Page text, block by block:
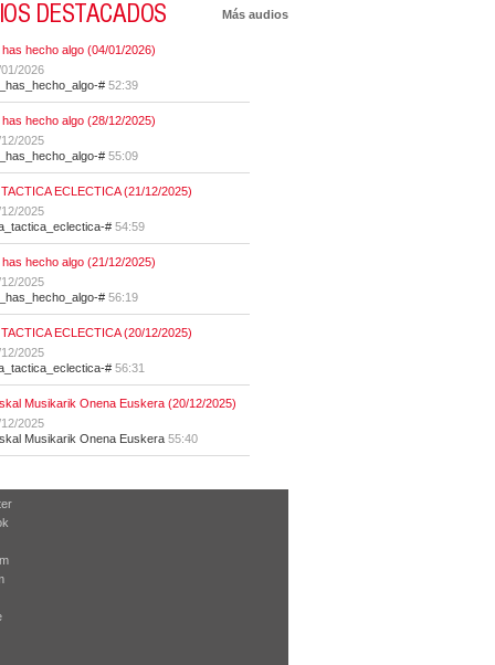
DESTACADOS Más audios
hecho algo (04/01/2026)
2026
# 52:39
hecho algo (28/12/2025)
2025
# 55:09
TACTICA ECLECTICA (21/12/2025)
2025
# 54:59
hecho algo (21/12/2025)
2025
# 56:19
TACTICA ECLECTICA (20/12/2025)
2025
# 56:31
Musikarik Onena Euskera (20/12/2025)
2025
Musikarik Onena Euskera 55:40